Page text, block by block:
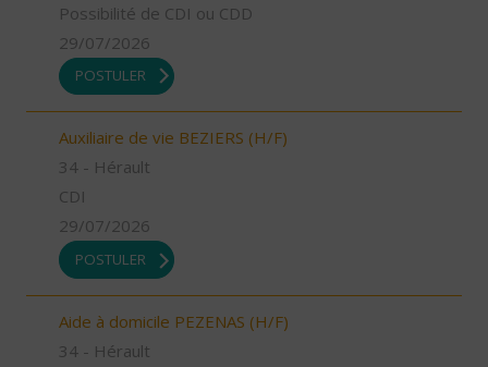
Possibilité de CDI ou CDD
29/07/2026
POSTULER
Auxiliaire de vie BEZIERS (H/F)
34 - Hérault
CDI
29/07/2026
POSTULER
Aide à domicile PEZENAS (H/F)
34 - Hérault